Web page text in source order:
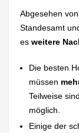
Abgesehen
Standesamt
esweitere
Die besten
müssen
Teilweise
möglich.
Einige der